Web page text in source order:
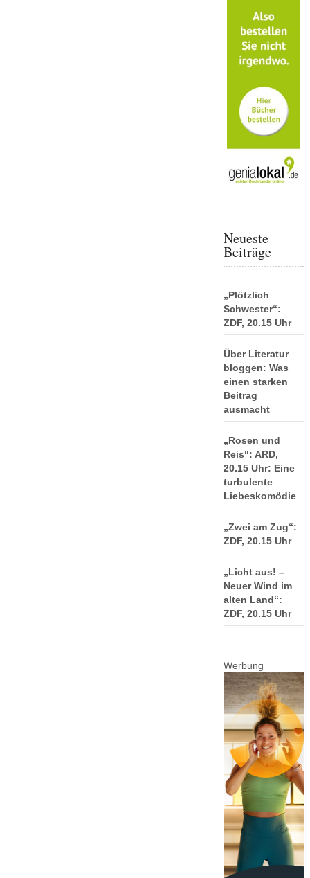
Neueste
Beiträge
„Plötzlich
Schwester“:
ZDF, 20.15 Uhr
Über Literatur
bloggen: Was
einen starken
Beitrag
ausmacht
„Rosen und
Reis“: ARD,
20.15 Uhr: Eine
turbulente
Liebeskomödie
„Zwei am Zug“:
ZDF, 20.15 Uhr
„Licht aus! –
Neuer Wind im
alten Land“:
ZDF, 20.15 Uhr
Werbung